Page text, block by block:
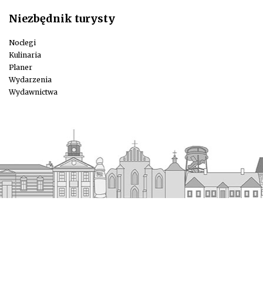
Niezbędnik turysty
Noclegi
Kulinaria
Planer
Wydarzenia
Wydawnictwa